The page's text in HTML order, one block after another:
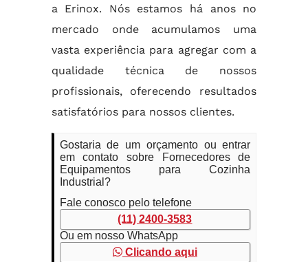
a Erinox. Nós estamos há anos no
mercado onde acumulamos uma
vasta experiência para agregar com a
qualidade técnica de nossos
profissionais, oferecendo resultados
satisfatórios para nossos clientes.
Gostaria de um orçamento ou entrar
em contato sobre Fornecedores de
Equipamentos para Cozinha
Industrial?
Fale conosco pelo telefone
(11) 2400-3583
Ou em nosso WhatsApp
Clicando aqui